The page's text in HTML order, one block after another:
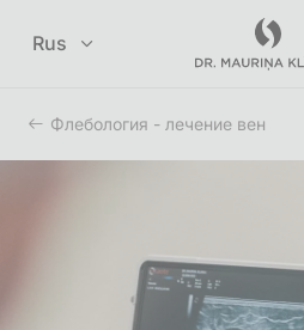
Перейти к главному содержанию
Rus
Флебология - лечение вен